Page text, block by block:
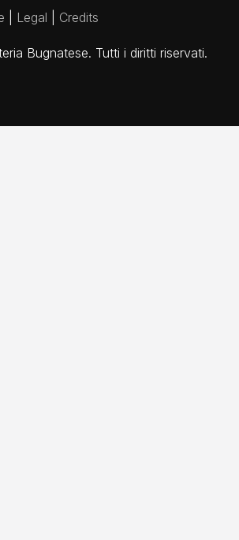
Legal Credits
Bugnatese. Tutti i diritti riservati.